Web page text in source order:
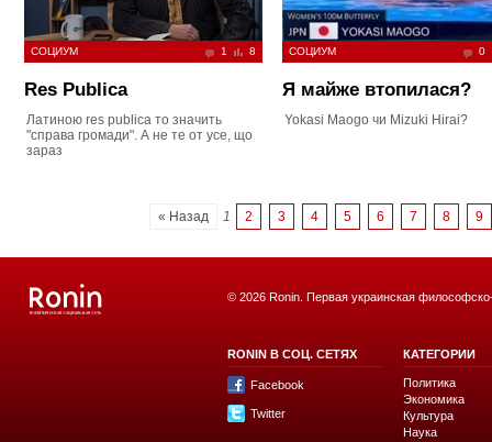
СОЦИУМ 1 8
Res Publica
Латиною res publica то значить
"справа громади". А не те от усе, що
зараз
СОЦИУМ 0
Я майже втопилася?
Yokasi Maogo чи Mizuki Hirai?
« Назад 1 2 3 4 5 6 7 8 9
© 2026 Ronin. Первая украинская
RONIN В СОЦ. СЕТЯХ
Facebook
Twitter
КАТЕГОРИИ
Политика
Экономика
Культура
Наука